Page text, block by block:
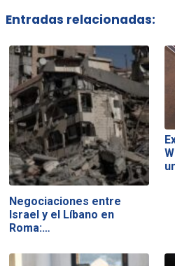
Entradas relacionadas:
Negociaciones entre
Israel y el Líbano en
Roma:…